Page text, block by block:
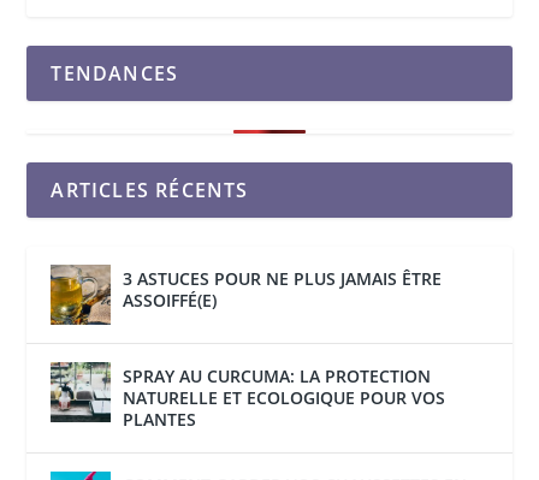
TENDANCES
ARTICLES RÉCENTS
3 ASTUCES POUR NE PLUS JAMAIS ÊTRE
ASSOIFFÉ(E)
SPRAY AU CURCUMA: LA PROTECTION
NATURELLE ET ECOLOGIQUE POUR VOS
PLANTES